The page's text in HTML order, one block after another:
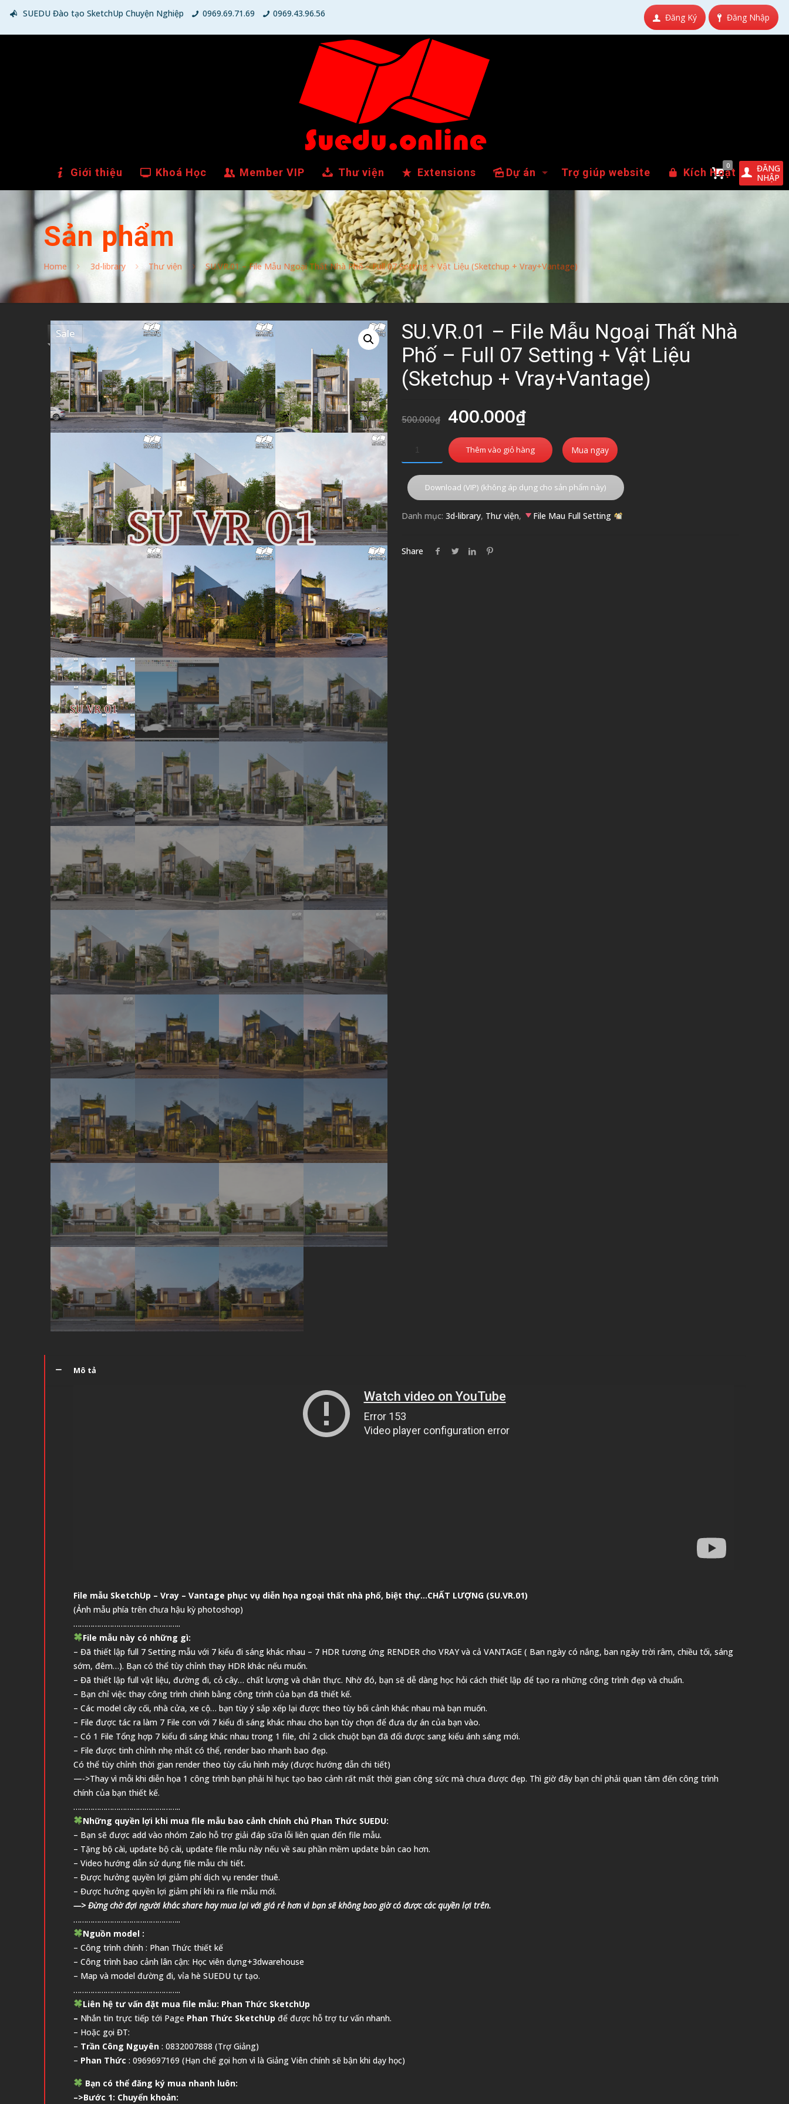
SUEDU Đào tạo SketchUp Chuyện Nghiệp 0969.69.71.69 0969.43.96.56 Đăng Nhập
Đăng Ký
Giới thiệu Khoá Học Member VIP Thư viện Extensions Dự án Trợ giúp website Kích Hoạt
0
ĐĂNG
NHẬP
Sản phẩm
Home 3d-library Thư viện SU.VR.01 – File Mẫu Ngoại Thất Nhà Phố – Full 07 Setting + Vật Liệu (Sketchup + Vray+Vantage)
Sale
SU.VR.01 – File Mẫu Ngoại Thất Nhà
Phố – Full 07 Setting + Vật Liệu
(Sketchup + Vray+Vantage)
500.000₫ Giá
gốc
là:
500.000₫.
400.000₫Giá
hiện
tại
là:
400.000₫.
Thêm vào giỏ hàng Mua ngay
Download (VIP) (không áp dụng cho sản phẩm này)
Danh mục: 3d-library, Thư viện, File Mau Full Setting
Share
Mô tả
File mẫu SketchUp – Vray – Vantage phục vụ diễn họa ngoại thất nhà phố, biệt thự…CHẤT LƯỢNG (SU.VR.01)
(Ảnh mẫu phía trên chưa hậu kỳ photoshop)
…………………………………………..
File mẫu này có những gì:
– Đã thiết lập full 7 Setting mẫu với 7 kiểu đi sáng khác nhau – 7 HDR tương ứng RENDER cho VRAY và cả VANTAGE ( Ban ngày có nắng, ban ngày trời râm, chiều tối, sáng
sớm, đêm…). Bạn có thể tùy chỉnh thay HDR khác nếu muốn.
– Đã thiết lập full vật liệu, đường đi, cỏ cây… chất lượng và chân thực. Nhờ đó, bạn sẽ dễ dàng học hỏi cách thiết lập để tạo ra những công trình đẹp và chuẩn.
– Bạn chỉ việc thay công trình chính bằng công trình của bạn đã thiết kế.
– Các model cây cối, nhà cửa, xe cộ… bạn tùy ý sắp xếp lại được theo tùy bối cảnh khác nhau mà bạn muốn.
– File được tác ra làm 7 File con với 7 kiểu đi sáng khác nhau cho bạn tùy chọn để đưa dự án của bạn vào.
– Có 1 File Tổng hợp 7 kiểu đi sáng khác nhau trong 1 file, chỉ 2 click chuột bạn đã đổi được sang kiểu ánh sáng mới.
– File được tinh chỉnh nhẹ nhất có thể, render bao nhanh bao đẹp.
Có thể tùy chỉnh thời gian render theo tùy cấu hình máy (được hướng dẫn chi tiết)
—->Thay vì mỗi khi diễn họa 1 công trình bạn phải hì hục tạo bao cảnh rất mất thời gian công sức mà chưa được đẹp. Thì giờ đây bạn chỉ phải quan tâm đến công trình
chính của bạn thiết kế.
…………………………………………..
Những quyền lợi khi mua file mẫu bao cảnh chính chủ Phan Thức SUEDU:
– Bạn sẽ được add vào nhóm Zalo hỗ trợ giải đáp sữa lỗi liên quan đến file mẫu.
– Tặng bộ cài, update bộ cài, update file mẫu này nếu về sau phần mềm update bản cao hơn.
– Video hướng dẫn sử dụng file mẫu chi tiết.
– Được hưởng quyền lợi giảm phí dịch vụ render thuê.
– Được hưởng quyền lợi giảm phí khi ra file mẫu mới.
—> Đừng chờ đợi người khác share hay mua lại với giá rẻ hơn vì bạn sẽ không bao giờ có được các quyền lợi trên.
…………………………………………..
Nguồn model :
– Công trình chính : Phan Thức thiết kế
– Công trình bao cảnh lân cận: Học viên dựng+3dwarehouse
– Map và model đường đi, vỉa hè SUEDU tự tạo.
…………………………………………..
Liên hệ tư vấn đặt mua file mẫu: Phan Thức SketchUp
– Nhắn tin trực tiếp tới Page Phan Thức SketchUp để được hỗ trợ tư vấn nhanh.
– Hoặc gọi ĐT:
– Trần Công Nguyên : 0832007888 (Trợ Giảng)
– Phan Thức : 0969697169 (Hạn chế gọi hơn vì là Giảng Viên chính sẽ bận khi dạy học)
Bạn có thể đăng ký mua nhanh luôn:
–>Bước 1: Chuyển khoản: